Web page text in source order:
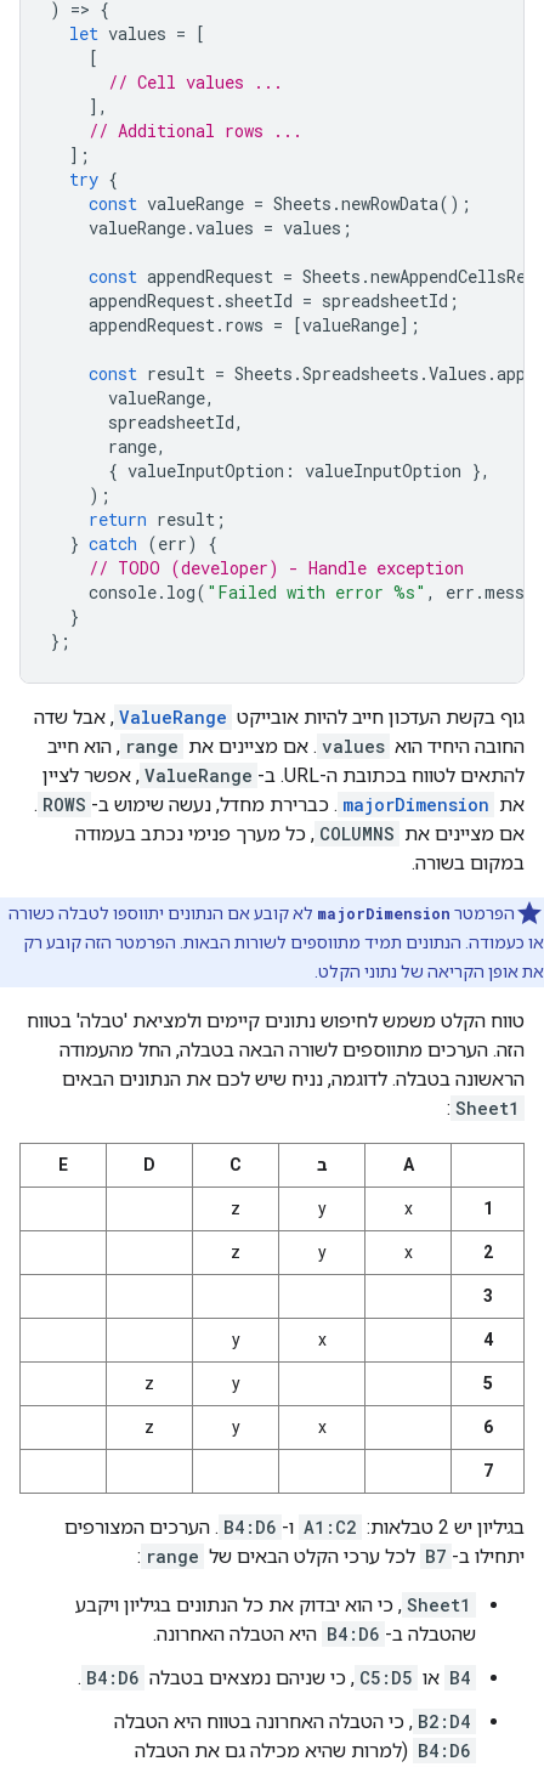
) => {
let values = [
[
// Cell values ...
],
// Additional rows ...
];
try {
const valueRange = Sheets .newRowData();
valueRange.values = values ;
const appendRequest = Sheets .
appendRequest. sheetId = spreadsheetId ;
appendRequest. rows = [valueRange];
const result = Sheets .Spreadsheets .Values .
valueRange,
spreadsheetId,
range,
{ valueInputOption : valueInputOption },
);
return result ;
} catch (err)
{
// TODO (developer) - Handle exception
console. log( "Failed with error %s" , err .
}
};
גוף בקשת העדכון חייב להיות אובייקט ValueRange , אבל שדה
החובה היחיד הוא values . אם מציינים את range , הוא חייב
להתאים לטווח בכתובת ה-URL. ב-
ValueRange , אפשר לציין
את majorDimension . כברירת מחדל, נעשה שימוש ב- ROWS
.
אם מציינים את COLUMNS , כל מערך פנימי נכתב בעמודה
במקום בשורה.
הפרמטר majorDimension לא קובע אם הנתונים יתווספו לטבלה כשורה
או כעמודה. הנתונים תמיד מתווספים לשורות הבאות. הפרמטר הזה קובע רק
את אופן הקריאה של נתוני הקלט.
טווח הקלט משמש לחיפוש נתונים קיימים ולמציאת 'טבלה' בטווח
הזה. הערכים מתווספים לשורה הבאה בטבלה, החל מהעמודה
הראשונה בטבלה. לדוגמה, נניח שיש לכם את הנתונים הבאים
Sheet1
:
A ב C
D
E
1
x
y
z
2
x
y
z
3
4
x
y
5
y
z
6
x
y
z
7
בגיליון יש 2 טבלאות: A1:C2 ו- B4:D6 . הערכים המצורפים
יתחילו ב- B7 לכל ערכי הקלט הבאים של range
:
Sheet1 , כי הוא יבדוק את כל הנתונים בגיליון ויקבע
שהטבלה ב- B4:D6 היא הטבלה האחרונה.
B4 או C5:D5 , כי שניהם נמצאים בטבלה B4:D6
.
B2:D4 , כי הטבלה האחרונה בטווח היא הטבלה
B4:D6 (למרות שהיא מכילה גם את הטבלה